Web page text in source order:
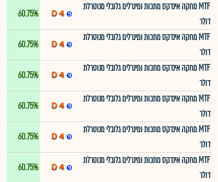
MTF מחקה אינדקס מתכות ומינרלים גלובלי מנוטרלת
דולר
60.75%
MTF מחקה אינדקס מתכות ומינרלים גלובלי מנוטרלת
דולר
60.75%
MTF מחקה אינדקס מתכות ומינרלים גלובלי מנוטרלת
דולר
60.75%
MTF מחקה אינדקס מתכות ומינרלים גלובלי מנוטרלת
דולר
60.75%
MTF מחקה אינדקס מתכות ומינרלים גלובלי מנוטרלת
דולר
60.75%
MTF מחקה אינדקס מתכות ומינרלים גלובלי מנוטרלת
דולר
60.75%